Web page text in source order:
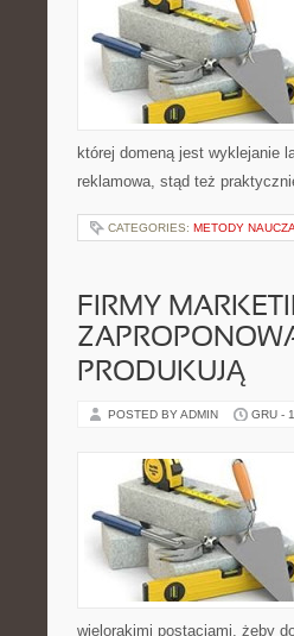
której domeną jest wyklejanie
reklamowa, stąd też
CATEGORIES: METODY
FIRMY
PRODUKUJĄ
POSTED BY ADMIN GRU -
wielorakimi postaciami, żeby